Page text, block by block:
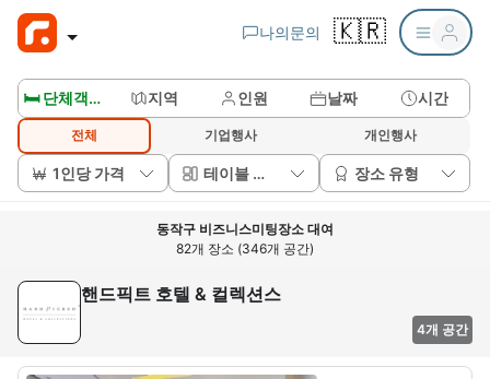
나의문의 🇰🇷
🛏️ 단체객실보기 지역 인원 날짜 시간
전체 기업행사 개인행사
1인당 가격 테이블 배치 장소 유형
동작구 비즈니스미팅장소 대여
82개 장소 (346개 공간)
핸드픽트 호텔 & 컬렉션스
4개 공간